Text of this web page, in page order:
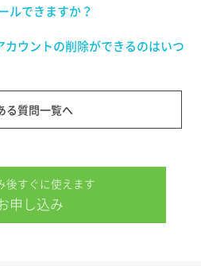
ルできますか？
カウントの削除ができるのはいつ
る質問一覧へ
後すぐに使えます
申し込み